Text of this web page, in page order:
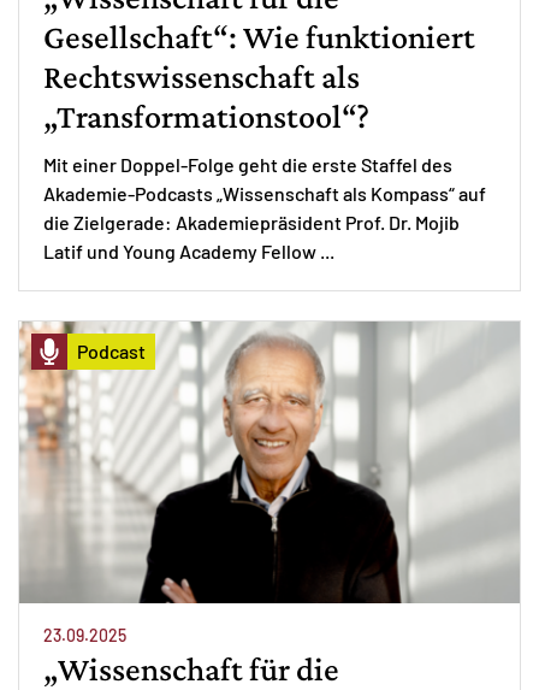
Gesellschaft“: Wie funktioniert
Rechtswissenschaft als
„Transformationstool“?
Mit einer Doppel-Folge geht die erste Staffel des
Akademie-Podcasts „Wissenschaft als Kompass“ auf
die Zielgerade: Akademiepräsident Prof. Dr. Mojib
Latif und Young Academy Fellow ...
Podcast
23.09.2025
„Wissenschaft für die